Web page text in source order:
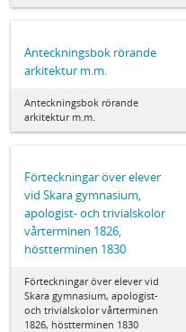
Anteckningsbok rörande
arkitektur m.m.
Anteckningsbok rörande
arkitektur m.m.
Förteckningar över elever
vid Skara gymnasium,
apologist- och trivialskolor
vårterminen 1826,
höstterminen 1830
Förteckningar över elever vid
Skara gymnasium, apologist-
och trivialskolor vårterminen
1826, höstterminen 1830